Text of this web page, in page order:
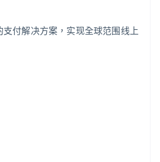
付解决方案，实现全球范围线上